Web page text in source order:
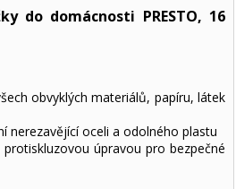
do domácnosti PRESTO, 16
obvyklých materiálů, papíru, látek
nerezavějící oceli a odolného plastu
úpravou pro bezpečné